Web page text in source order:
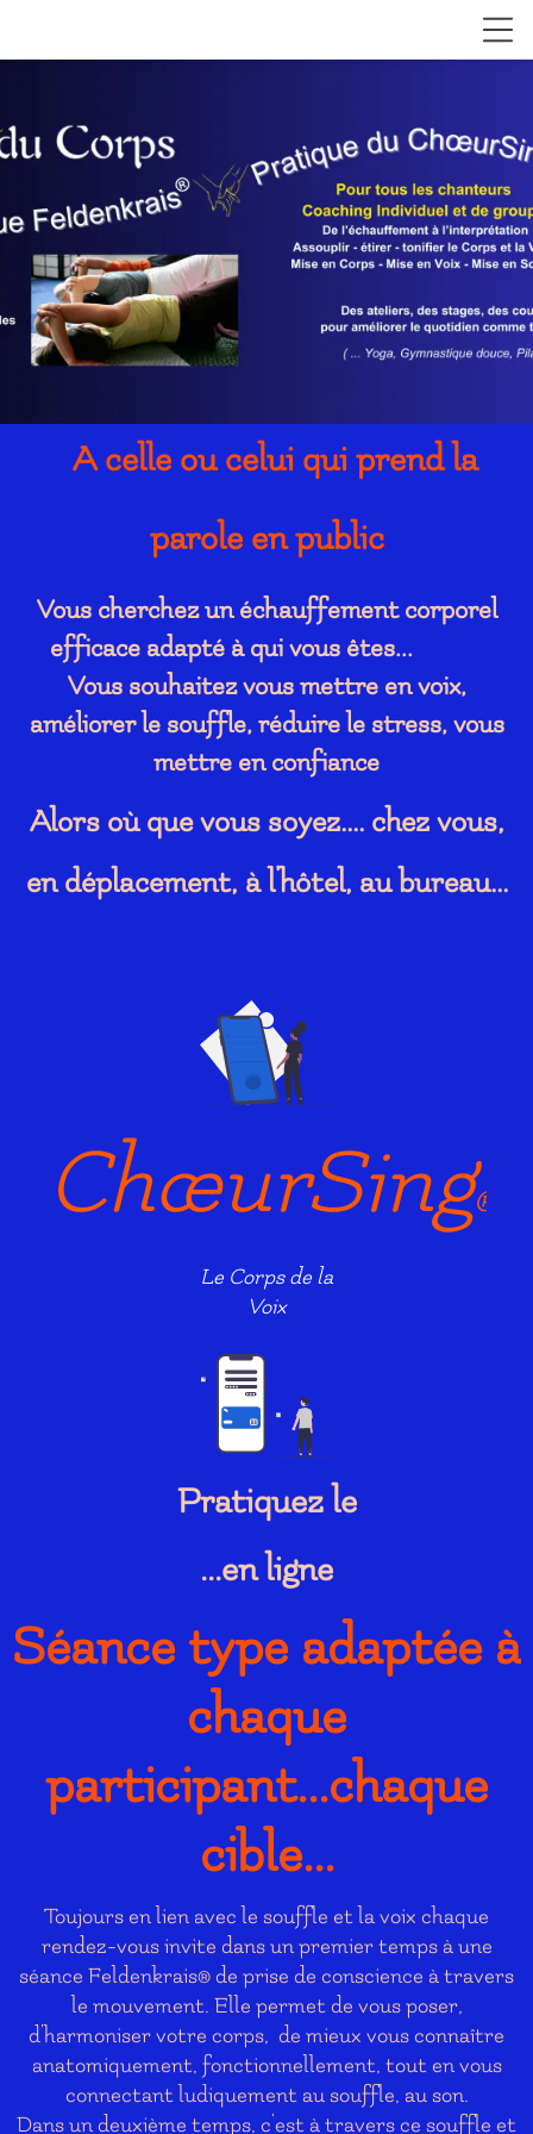
A celle ou celui qui prend la
parole en public
Vous cherchez un échauffement corporel
efficace adapté à qui vous êtes...
Vous souhaitez vous mettre en voix,
améliorer le souffle, réduire le stress, vous
mettre en confiance
Alors où que vous soyez.... chez vous,
en déplacement, à l'hôtel, au bureau...
ChœurSing®
Le Corps de la
Voix
Pratiquez le
...en ligne
Séance type adaptée à
chaque
participant...chaque
cible...
Toujours en lien avec le souffle et la voix chaque
rendez-vous invite dans un premier temps à une
séance Feldenkrais® de prise de conscience à travers
le mouvement. Elle permet de vous poser,
d'harmoniser votre corps, de mieux vous connaître
anatomiquement, fonctionnellement, tout en vous
connectant ludiquement au souffle, au son.
Dans un deuxième temps, c'est à travers ce souffle et